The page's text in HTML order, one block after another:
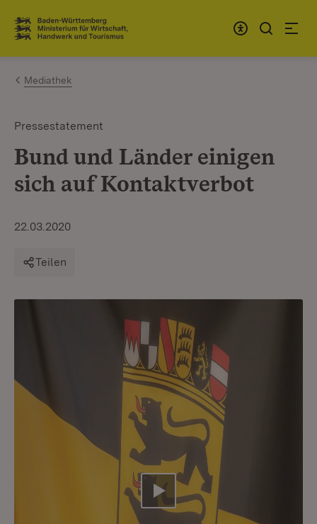
Zum Inhalt springen
Link zur Startseite
Mediathek
Pressestatement
Bund und Länder einigen
sich auf Kontaktverbot
22.03.2020
Teilen
Video abspielen